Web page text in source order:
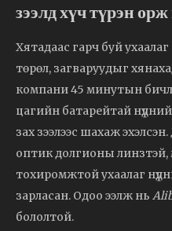
зээлд хүч түрэн
Хятадаас гарч буй
төрөл, загваруудыг
компани 45 минутын
цагийн батарейтай
зах зээлээс шахаж
оптик долгионы линзтэй,
тохиромжтой ухаалаг
зарласан. Одоо ээлж нь
бололтой.